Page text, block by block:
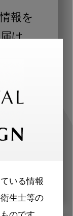
いる情報
生士等の
報を
け
師、歯
せた内
ます。